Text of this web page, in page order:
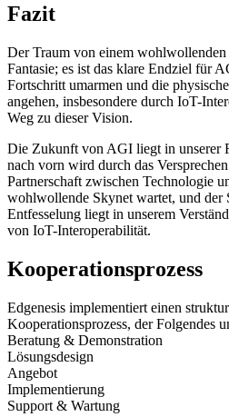
Fazit
Der Traum von einem
Fantasie; es ist das klare Endziel für
Fortschritt umarmen und die
angehen, insbesondere durch IoT-
Weg zu dieser Vision.
Die Zukunft von AGI liegt in unserer
nach vorn wird durch das
Partnerschaft zwischen Technologie
wohlwollende Skynet wartet, und der
Entfesselung liegt in unserem
von IoT-Interoperabilität.
Kooperationsprozess
Edgenesis implementiert einen
Kooperationsprozess, der Folgendes
Beratung & Demonstration
Lösungsdesign
Angebot
Implementierung
Support & Wartung